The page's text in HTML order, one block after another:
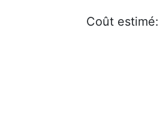
Coût estimé: